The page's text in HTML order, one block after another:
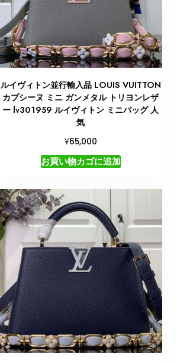
ルイヴィトン並行輸入品 LOUIS VUITTON
カプシーヌ ミニ ガンメタル トリヨンレザ
ー lv301959 ルイヴィトン ミニバッグ 人
気
¥65,000
お買い物カゴに追加